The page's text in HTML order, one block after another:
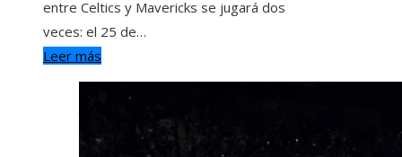
entre Celtics y Mavericks se jugará dos
veces: el 25 de…
Leer más